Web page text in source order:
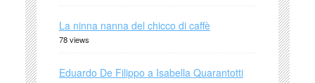
La ninna nanna del chicco di caffè
78 views
Eduardo De Filippo a Isabella Quarantotti